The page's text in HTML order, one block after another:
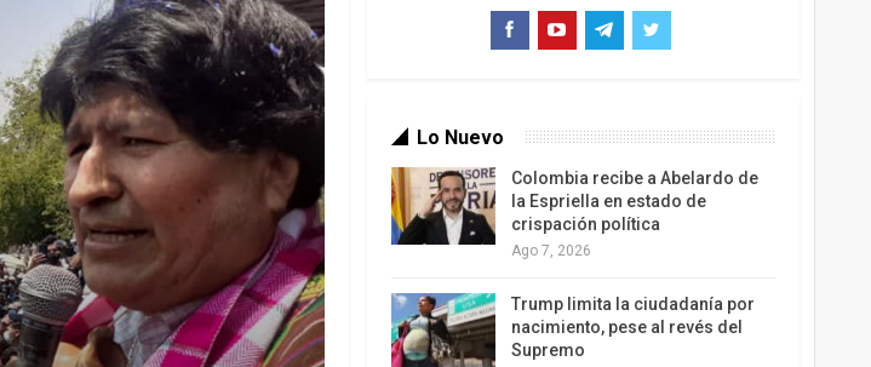
Lo Nuevo
Colombia recibe a Abelardo de
la Espriella en estado de
crispación política
Ago 7, 2026
Trump limita la ciudadanía por
nacimiento, pese al revés del
Supremo